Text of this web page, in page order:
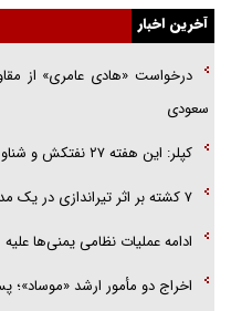
جزئیات شکنجه‌هایم فراتر از آن است
تحلیل ابعاد پیام رهبر انقلاب به
آخرین اخبار
درخواست «هادی عامری» از
سعودی
کپلر: این هفته ۲۷ نفتکش و شناور از تنگه هرمز تردد کردند
۷ کشته بر اثر تیراندازی در یک مدرسه در تایلند
ادامه عملیات نظامی یمنی‌ها
اخراج دو مأمور ارشد